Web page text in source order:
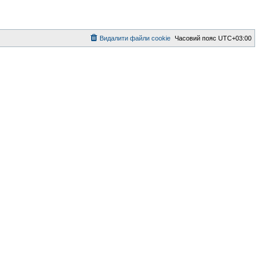
Часовий пояс UTC+03:00
Видалити файли cookie